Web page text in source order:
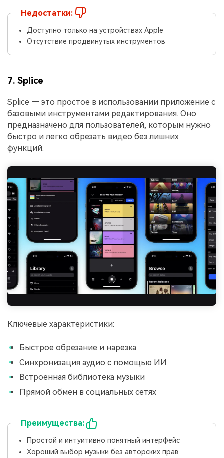
Недостатки:
Доступно только на устройствах Apple
Отсутствие продвинутых инструментов
7. Splice
Splice — это простое в использовании приложение с
базовыми инструментами редактирования. Оно
предназначено для пользователей, которым нужно
быстро и легко обрезать видео без лишних
функций.
󠀰󠀰󠀰󠀰󠀰󠀰Ключевые характеристики:
Быстрое обрезание и нарезка
Синхронизация аудио с помощью ИИ
Встроенная библиотека музыки
Прямой обмен в социальных сетях
Преимущества:
Простой и интуитивно понятный интерфейс
Хороший выбор музыки без авторских прав